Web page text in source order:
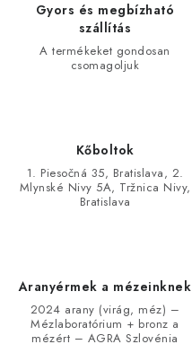
Gyors és megbízható
szállítás
A termékeket gondosan
csomagoljuk
Kőboltok
1. Piesočná 35, Bratislava, 2.
Mlynské Nivy 5A, Tržnica Nivy,
Bratislava
Aranyérmek a mézeinknek
2024 arany (virág, méz) –
Mézlaboratórium + bronz a
mézért – AGRA Szlovénia